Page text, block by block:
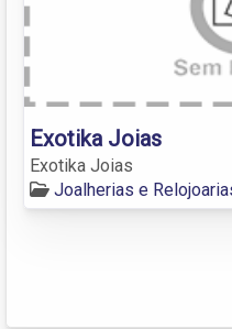
Exotika Joias
Exotika Joias
Joalherias e